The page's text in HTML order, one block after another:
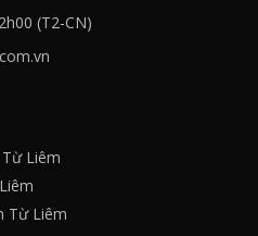
(T2-CN)
Từ Liêm
Từ Liêm